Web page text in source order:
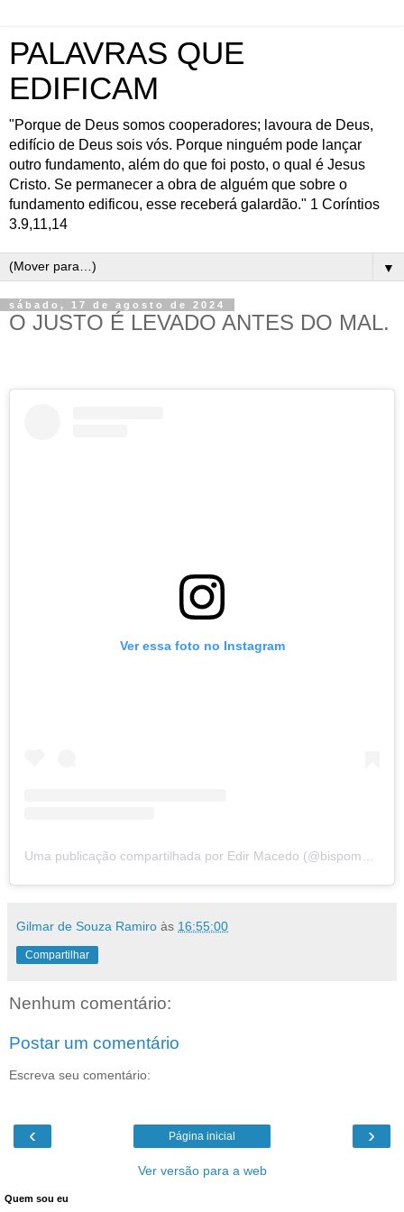
PALAVRAS QUE
EDIFICAM
"Porque de Deus somos cooperadores; lavoura de Deus,
edifício de Deus sois vós. Porque ninguém pode lançar
outro fundamento, além do que foi posto, o qual é Jesus
Cristo. Se permanecer a obra de alguém que sobre o
fundamento edificou, esse receberá galardão." 1 Coríntios
3.9,11,14
▼
sábado, 17 de agosto de 2024
O JUSTO É LEVADO ANTES DO MAL.
Ver essa foto no Instagram
Uma publicação compartilhada por Edir Macedo (@bispomacedo)
Gilmar de Souza Ramiro às 16:55:00
Compartilhar
Nenhum comentário:
Postar um comentário
Escreva seu comentário:
‹ ›
Página inicial
Ver versão para a web
Quem sou eu